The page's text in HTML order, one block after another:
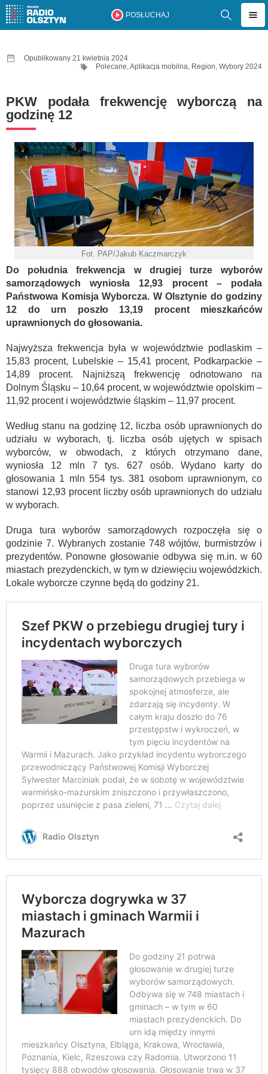
POSŁUCHAJ
Opublikowany 21 kwietnia 2024
Polecane,Aplikacja mobilna, Region, Wybory 2024
PKW podała frekwencję wyborczą na
godzinę 12
Fot. PAP/Jakub Kaczmarczyk
Do południa frekwencja w drugiej turze wyborów
samorządowych wyniosła 12,93 procent – podała
Państwowa Komisja Wyborcza. W Olsztynie do godziny
12 do urn poszło 13,19 procent mieszkańców
uprawnionych do głosowania.
Najwyższa frekwencja była w województwie podlaskim –
15,83 procent, Lubelskie – 15,41 procent, Podkarpackie –
14,89 procent. Najniższą frekwencję odnotowano na
Dolnym Śląsku – 10,64 procent, w województwie opolskim –
11,92 procent i województwie śląskim – 11,97 procent.
Według stanu na godzinę 12, liczba osób uprawnionych do
udziału w wyborach, tj. liczba osób ujętych w spisach
wyborców, w obwodach, z których otrzymano dane,
wyniosła 12 mln 7 tys. 627 osób. Wydano karty do
głosowania 1 mln 554 tys. 381 osobom uprawnionym, co
stanowi 12,93 procent liczby osób uprawnionych do udziału
w wyborach.
Druga tura wyborów samorządowych rozpoczęła się o
godzinie 7. Wybranych zostanie 748 wójtów, burmistrzów i
prezydentów. Ponowne głosowanie odbywa się m.in. w 60
miastach prezydenckich, w tym w dziewięciu wojewódzkich.
Lokale wyborcze czynne będą do godziny 21.